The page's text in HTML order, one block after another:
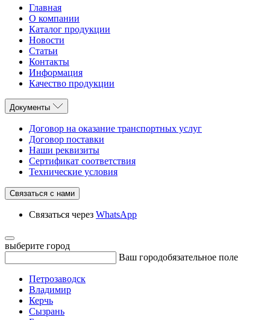
Главная
О компании
Каталог продукции
Новости
Статьи
Контакты
Информация
Качество продукции
Документы
Договор на оказание транспортных услуг
Договор поставки
Наши реквизиты
Сертификат соответствия
Технические условия
Связаться с нами
Связаться через WhatsApp
выберите город
Ваш городобязательное поле
Петрозаводск
Владимир
Керчь
Сызрань